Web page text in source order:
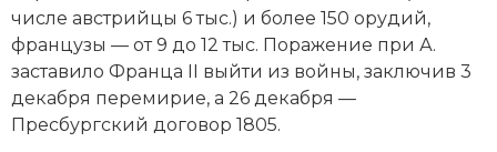
числе австрийцы 6 тыс.) и более 150 орудий,
французы — от 9 до 12 тыс. Поражение при А.
заставило Франца II выйти из войны, заключив 3
декабря перемирие, а 26 декабря —
Пресбургский договор 1805.